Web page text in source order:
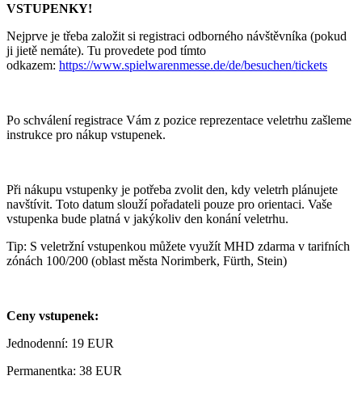
VSTUPENKY!
Nejprve je třeba založit si registraci odborného návštěvníka (pokud
ji jietě nemáte). Tu provedete pod tímto
odkazem: https://www.spielwarenmesse.de/de/besuchen/tickets
Po schválení registrace Vám z pozice reprezentace veletrhu zašleme
instrukce pro nákup vstupenek.
Při nákupu vstupenky je potřeba zvolit den, kdy veletrh plánujete
navštívit. Toto datum slouží pořadateli pouze pro orientaci. Vaše
vstupenka bude platná v jakýkoliv den konání veletrhu.
Tip: S veletržní vstupenkou můžete využít MHD zdarma v tarifních
zónách 100/200 (oblast města Norimberk, Fürth, Stein)
Ceny vstupenek:
Jednodenní: 19 EUR
Permanentka: 38 EUR